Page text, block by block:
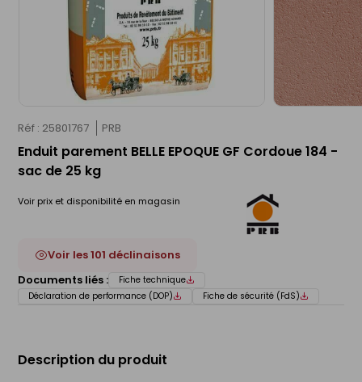
Réf : 25801767 PRB
Enduit parement BELLE EPOQUE GF Cordoue 184 -
sac de 25 kg
Voir prix et disponibilité en magasin
Voir les 101 déclinaisons
Documents liés :
Fiche technique
Déclaration de performance (DOP)
Fiche de sécurité (FdS)
Description du produit